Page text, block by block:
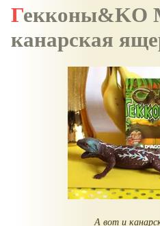
Гекконы&KO MAXI,
канарская
А вот и